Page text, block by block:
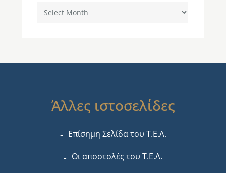
Archives
Άλλες ιστοσελίδες
Επίσημη Σελίδα του Τ.Ε.Λ.
Οι αποστολές του Τ.Ε.Λ.